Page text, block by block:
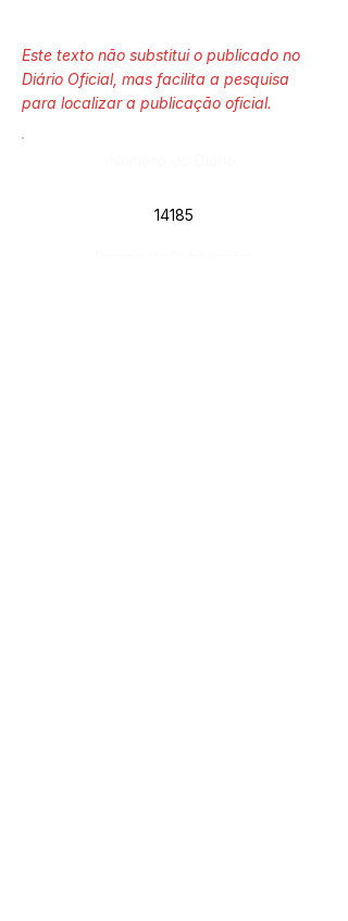
Este texto não substitui o publicado no
Diário Oficial, mas facilita a pesquisa
para localizar a publicação oficial.
14185